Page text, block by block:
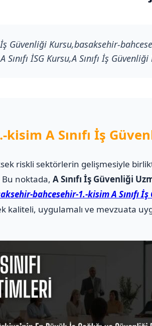
Güvenliği Kursu,basaksehir-
İSG Kursu,A Sınıfı İş Güvenliği
A Sınıfı İş
riskli sektörlerin gelişmesiyle
noktada, A Sınıfı İş Güvenliği
bahcesehir-1.-kisim A Sınıfı
kaliteli, uygulamalı ve mevzuata